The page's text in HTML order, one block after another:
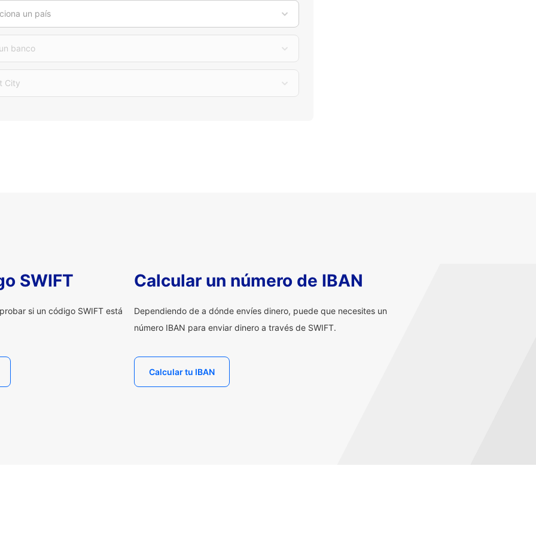
un país
banco
City
SWIFT
si un código SWIFT está
Calcular un número de IBAN
Dependiendo de a dónde envíes dinero, puede que necesites un
número IBAN para enviar dinero a través de SWIFT.
Calcular tu IBAN